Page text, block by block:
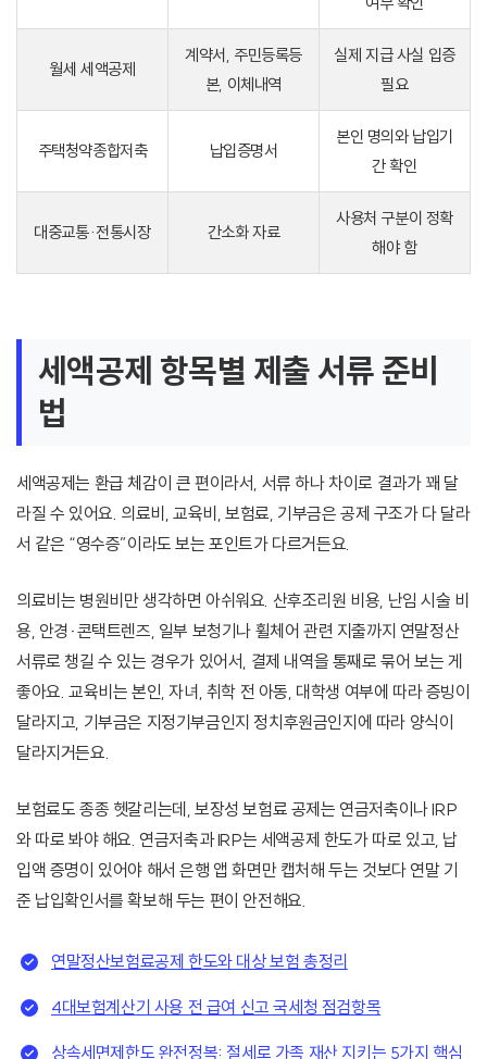
월세 세액공제
계약서, 주민등록등
본, 이체내역
실제 지급 사실 입증
필요
주택청약종합저축 납입증명서
본인 명의와 납입기
간 확인
대중교통·전통시장 간소화 자료
사용처 구분이 정확
해야 함
세액공제 항목별 제출 서류 준비
법
세액공제는 환급 체감이 큰 편이라서, 서류 하나 차이로 결과가 꽤 달
라질 수 있어요. 의료비, 교육비, 보험료, 기부금은 공제 구조가 다 달라
서 같은 “영수증”이라도 보는 포인트가 다르거든요.
의료비는 병원비만 생각하면 아쉬워요. 산후조리원 비용, 난임 시술 비
용, 안경·콘택트렌즈, 일부 보청기나 휠체어 관련 지출까지 연말정산
서류로 챙길 수 있는 경우가 있어서, 결제 내역을 통째로 묶어 보는 게
좋아요. 교육비는 본인, 자녀, 취학 전 아동, 대학생 여부에 따라 증빙이
달라지고, 기부금은 지정기부금인지 정치후원금인지에 따라 양식이
달라지거든요.
보험료도 종종 헷갈리는데, 보장성 보험료 공제는 연금저축이나 IRP
와 따로 봐야 해요. 연금저축과 IRP는 세액공제 한도가 따로 있고, 납
입액 증명이 있어야 해서 은행 앱 화면만 캡처해 두는 것보다 연말 기
준 납입확인서를 확보해 두는 편이 안전해요.
연말정산보험료공제 한도와 대상 보험 총정리
4대보험계산기 사용 전 급여 신고 국세청 점검항목
상속세면제한도 완전정복: 절세로 가족 재산 지키는 5가지 핵심